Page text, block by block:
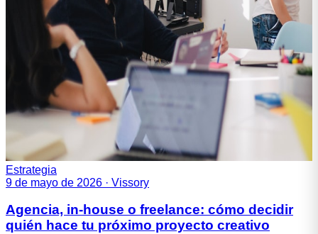
Estrategia
9 de mayo de 2026 · Vissory
Agencia, in-house o freelance: cómo decidir
quién hace tu próximo proyecto creativo